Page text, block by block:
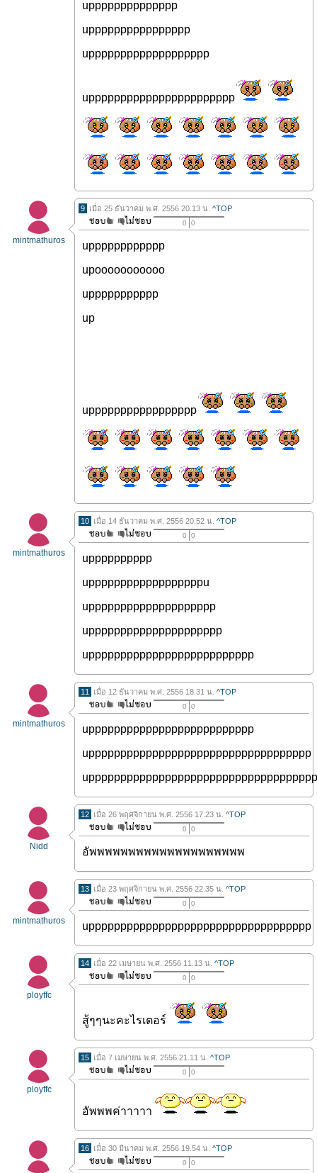
upppppppppppppp
upppppppppppppppp
uppppppppppppppppppp
uppppppppppppppppppppppp
mintmathuros
9 เมื่อ 25 ธันวาคม พ.ศ. 2556 20.13 น. ^TOP
0 0
upppppppppppp
upooooooooooo
uppppppppppp
up
uppppppppppppppppp
mintmathuros
10 เมื่อ 14 ธันวาคม พ.ศ. 2556 20.52 น. ^TOP
0 0
upppppppppp
uppppppppppppppppppu
upppppppppppppppppppp
uppppppppppppppppppppp
upppppppppppppppppppppppppp
mintmathuros
11 เมื่อ 12 ธันวาคม พ.ศ. 2556 18.31 น. ^TOP
0 0
upppppppppppppppppppppppppp
uppppppppppppppppppppppppppppppppppp
Nidd
12 เมื่อ 26 พฤศจิกายน พ.ศ. 2556 17.23 น. ^TOP
0 0
อัพพพพพพพพพพพพพพพพพพพพ
mintmathuros
13 เมื่อ 23 พฤศจิกายน พ.ศ. 2556 22.35 น. ^TOP
0 0
uppppppppppppppppppppppppppppppppppp
ployffc
14 เมื่อ 22 เมษายน พ.ศ. 2556 11.13 น. ^TOP
0 0
สู้ๆๆนะคะไรเตอร์
ployffc
15 เมื่อ 7 เมษายน พ.ศ. 2556 21.11 น. ^TOP
0 0
อัพพพค่าาาาา
16 เมื่อ 30 มีนาคม พ.ศ. 2556 19.54 น. ^TOP
0 0